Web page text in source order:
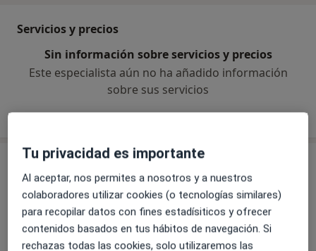
Servicios y precios
Sin información sobre servicios y precios
Este especialista aún no ha añadido información
sobre sus servicios
Consulta
Hospital Vithas Castellón
c/ Santa María Rosa Molas, 25, Castellón de la
Plana 12004
Tu privacidad es importante
Al aceptar, nos permites a nosotros y a nuestros
colaboradores utilizar cookies (o tecnologías similares)
para recopilar datos con fines estadísiticos y ofrecer
contenidos basados en tus hábitos de navegación. Si
rechazas todas las cookies, solo utilizaremos las